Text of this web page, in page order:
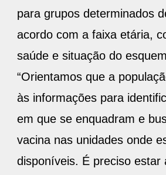
para grupos determinados
acordo com a faixa etária,
saúde e situação do
“Orientamos que a
às informações para
em que se enquadram e
vacina nas unidades onde
disponíveis. É preciso estar